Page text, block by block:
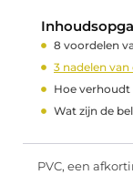
8 voordelen
3 nadelen
Hoe verhoudt
Wat zijn de
PVC, een